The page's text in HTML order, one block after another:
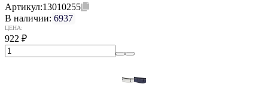
Артикул:13010255
В наличии: 6937
ЦЕНА:
922 ₽